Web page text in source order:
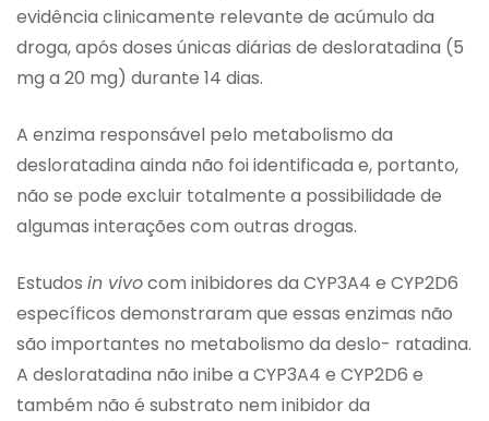
evidência clinicamente relevante de acúmulo da
droga, após doses únicas diárias de desloratadina (5
mg a 20 mg) durante 14 dias.
A enzima responsável pelo metabolismo da
desloratadina ainda não foi identificada e, portanto,
não se pode excluir totalmente a possibilidade de
algumas interações com outras drogas.
Estudos in vivocom inibidores da CYP3A4 e CYP2D6
específicos demonstraram que essas enzimas não
são importantes no metabolismo da deslo- ratadina.
A desloratadina não inibe a CYP3A4 e CYP2D6 e
também não é substrato nem inibidor da